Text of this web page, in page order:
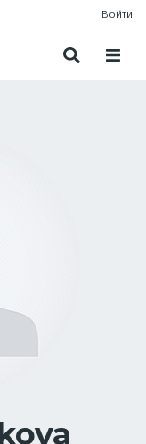
Войти